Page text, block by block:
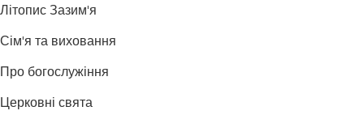
Літопис Зазим'я
Сім'я та виховання
Про богослужіння
Церковні свята